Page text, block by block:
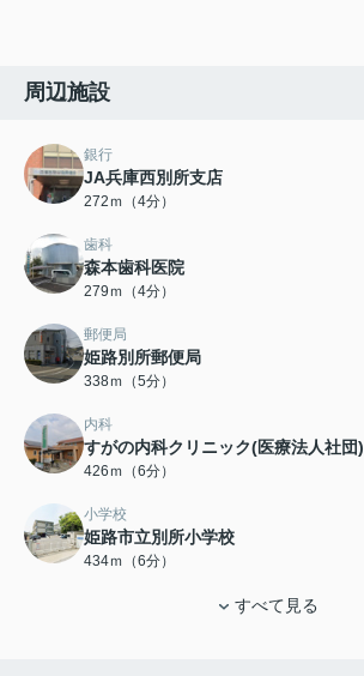
周辺施設
銀行
JA兵庫西別所支店
272ｍ（4分）
歯科
森本歯科医院
279ｍ（4分）
郵便局
姫路別所郵便局
338ｍ（5分）
内科
すがの内科クリニック(医療法人社団)
426ｍ（6分）
小学校
姫路市立別所小学校
434ｍ（6分）
すべて見る